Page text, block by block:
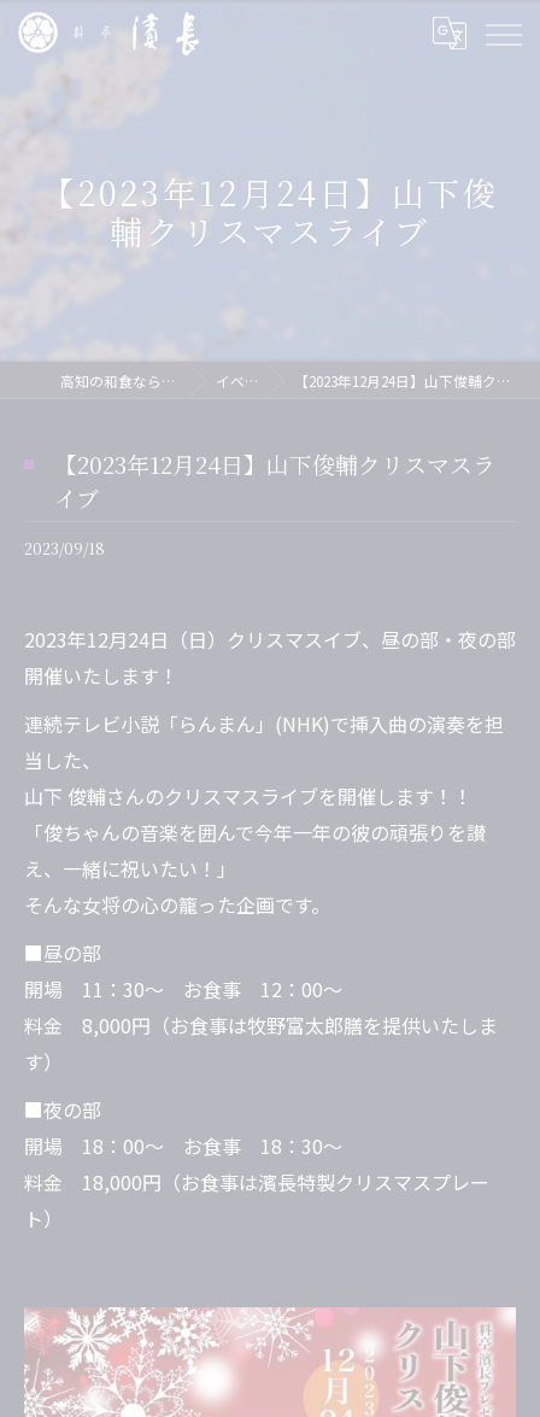
【2023年12月24日】山下俊
輔クリスマスライブ
高知の和食なら料亭 濱長 イベント 【2023年12月24日】山下俊輔クリスマスライブ
【2023年12月24日】山下俊輔クリスマスラ
イブ
2023/09/18
2023年12月24日（日）クリスマスイブ、昼の部・夜の部
開催いたします！
連続テレビ小説「らんまん」(NHK)で挿入曲の演奏を担
当した、
山下 俊輔さんのクリスマスライブを開催します！！
「俊ちゃんの音楽を囲んで今年一年の彼の頑張りを讃
え、一緒に祝いたい！」
そんな女将の心の籠った企画です。
■昼の部
開場 11：30～ お食事 12：00～
料金 8,000円（お食事は牧野富太郎膳を提供いたしま
す）
■夜の部
開場 18：00～ お食事 18：30～
料金 18,000円（お食事は濱長特製クリスマスプレー
ト）